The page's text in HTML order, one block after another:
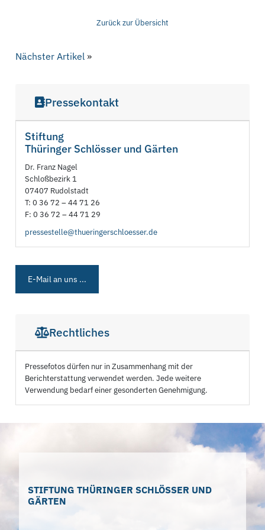
Zurück zur Übersicht
Nächster Artikel »
Pressekontakt
Stiftung
Thüringer Schlösser und Gärten
Dr. Franz Nagel
Schloßbezirk 1
07407 Rudolstadt
T: 0 36 72 – 44 71 26
F: 0 36 72 – 44 71 29
pressestelle@thueringerschloesser.de
E-Mail an uns ...
Rechtliches
Pressefotos dürfen nur in Zusammenhang mit der
Berichterstattung verwendet werden. Jede weitere
Verwendung bedarf einer gesonderten Genehmigung.
STIFTUNG THÜRINGER SCHLÖSSER UND
GÄRTEN